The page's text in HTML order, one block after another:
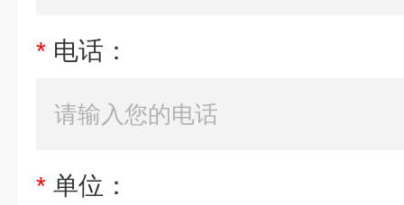
* 电话：
* 单位：